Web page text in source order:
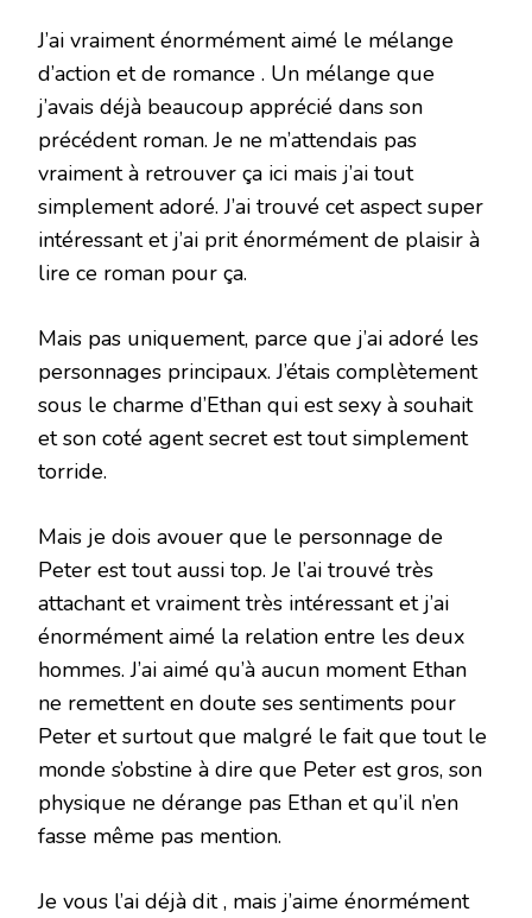
J’ai vraiment énormément aimé le mélange
d’action et de romance . Un mélange que
j’avais déjà beaucoup apprécié dans son
précédent roman. Je ne m’attendais pas
vraiment à retrouver ça ici mais j’ai tout
simplement adoré. J’ai trouvé cet aspect super
intéressant et j’ai prit énormément de plaisir à
lire ce roman pour ça.
Mais pas uniquement, parce que j’ai adoré les
personnages principaux. J’étais complètement
sous le charme d’Ethan qui est sexy à souhait
et son coté agent secret est tout simplement
torride.
Mais je dois avouer que le personnage de
Peter est tout aussi top. Je l’ai trouvé très
attachant et vraiment très intéressant et j’ai
énormément aimé la relation entre les deux
hommes. J’ai aimé qu’à aucun moment Ethan
ne remettent en doute ses sentiments pour
Peter et surtout que malgré le fait que tout le
monde s’obstine à dire que Peter est gros, son
physique ne dérange pas Ethan et qu’il n’en
fasse même pas mention.
Je vous l’ai déjà dit , mais j’aime énormément